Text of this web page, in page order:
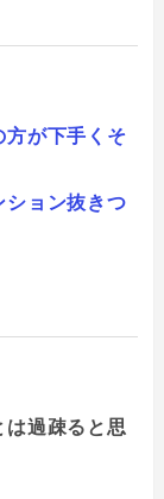
方が下手くそ
ション抜きつ
過疎ると思